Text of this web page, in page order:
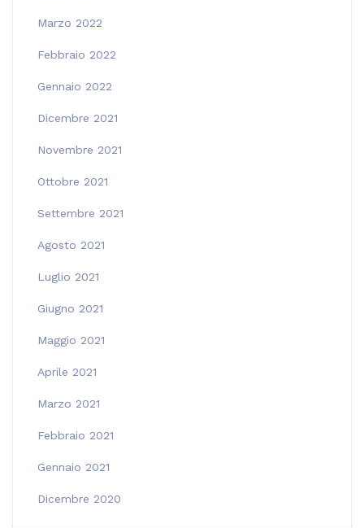
Marzo 2022
Febbraio 2022
Gennaio 2022
Dicembre 2021
Novembre 2021
Ottobre 2021
Settembre 2021
Agosto 2021
Luglio 2021
Giugno 2021
Maggio 2021
Aprile 2021
Marzo 2021
Febbraio 2021
Gennaio 2021
Dicembre 2020